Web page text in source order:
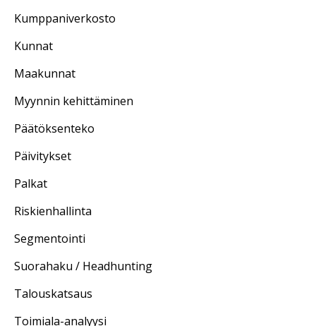
Kumppaniverkosto
Kunnat
Maakunnat
Myynnin kehittäminen
Päätöksenteko
Päivitykset
Palkat
Riskienhallinta
Segmentointi
Suorahaku / Headhunting
Talouskatsaus
Toimiala-analyysi